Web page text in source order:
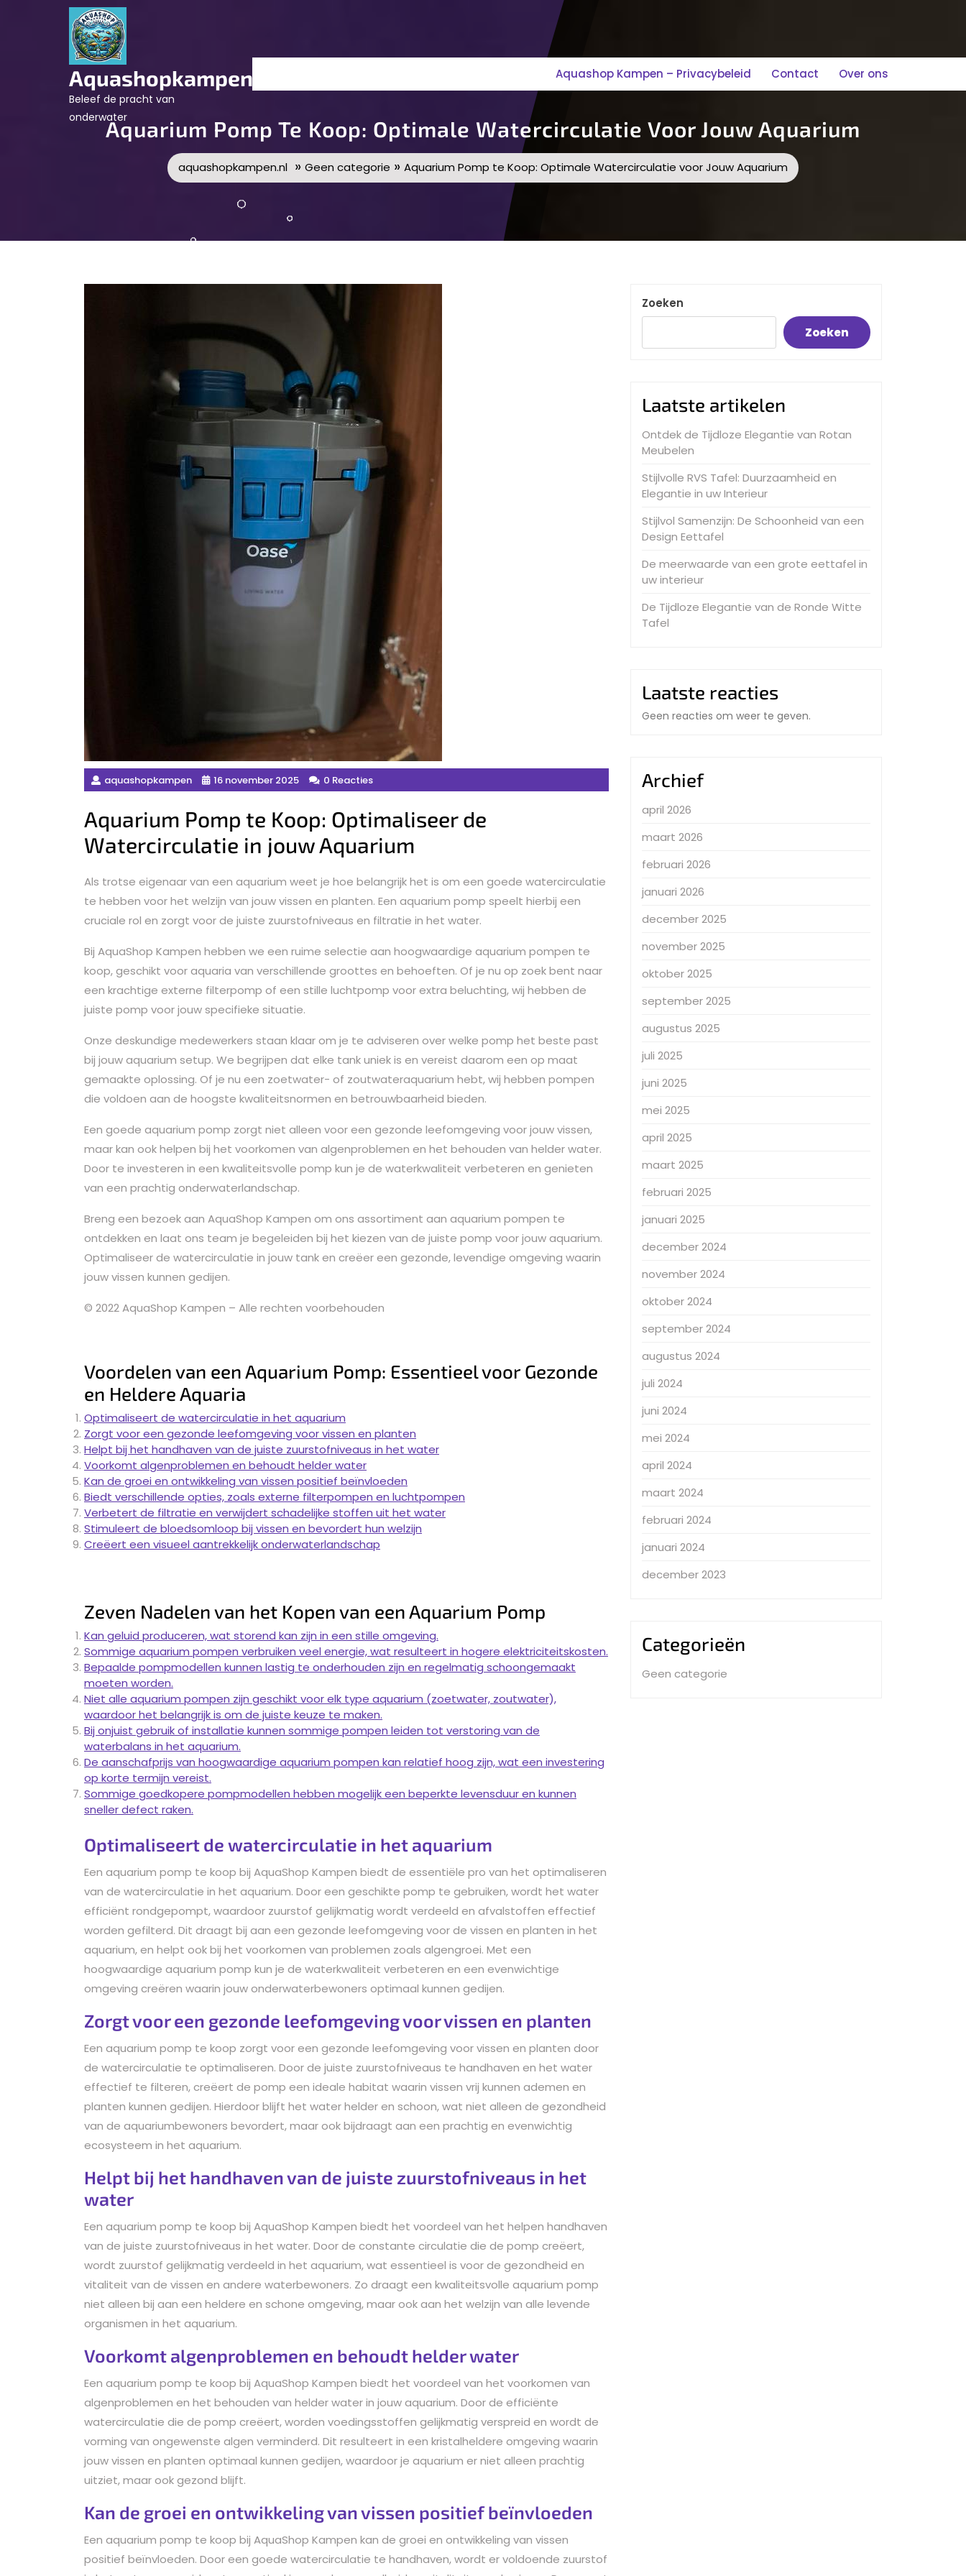
Aquashopkampen.nl
Beleef de pracht van
onderwater
Aquashop Kampen – Privacybeleid Contact Over ons
Aquarium Pomp Te Koop: Optimale Watercirculatie Voor Jouw Aquarium
aquashopkampen.nl » Geen categorie » Aquarium Pomp te Koop: Optimale Watercirculatie voor Jouw Aquarium
aquashopkampen 16 november 2025 0 Reacties
Aquarium Pomp te Koop: Optimaliseer de
Watercirculatie in jouw Aquarium
Als trotse eigenaar van een aquarium weet je hoe belangrijk het is om een goede watercirculatie
te hebben voor het welzijn van jouw vissen en planten. Een aquarium pomp speelt hierbij een
cruciale rol en zorgt voor de juiste zuurstofniveaus en filtratie in het water.
Bij AquaShop Kampen hebben we een ruime selectie aan hoogwaardige aquarium pompen te
koop, geschikt voor aquaria van verschillende groottes en behoeften. Of je nu op zoek bent naar
een krachtige externe filterpomp of een stille luchtpomp voor extra beluchting, wij hebben de
juiste pomp voor jouw specifieke situatie.
Onze deskundige medewerkers staan klaar om je te adviseren over welke pomp het beste past
bij jouw aquarium setup. We begrijpen dat elke tank uniek is en vereist daarom een op maat
gemaakte oplossing. Of je nu een zoetwater- of zoutwateraquarium hebt, wij hebben pompen
die voldoen aan de hoogste kwaliteitsnormen en betrouwbaarheid bieden.
Een goede aquarium pomp zorgt niet alleen voor een gezonde leefomgeving voor jouw vissen,
maar kan ook helpen bij het voorkomen van algenproblemen en het behouden van helder water.
Door te investeren in een kwaliteitsvolle pomp kun je de waterkwaliteit verbeteren en genieten
van een prachtig onderwaterlandschap.
Breng een bezoek aan AquaShop Kampen om ons assortiment aan aquarium pompen te
ontdekken en laat ons team je begeleiden bij het kiezen van de juiste pomp voor jouw aquarium.
Optimaliseer de watercirculatie in jouw tank en creëer een gezonde, levendige omgeving waarin
jouw vissen kunnen gedijen.
© 2022 AquaShop Kampen – Alle rechten voorbehouden
Voordelen van een Aquarium Pomp: Essentieel voor Gezonde
en Heldere Aquaria
Optimaliseert de watercirculatie in het aquarium
Zorgt voor een gezonde leefomgeving voor vissen en planten
Helpt bij het handhaven van de juiste zuurstofniveaus in het water
Voorkomt algenproblemen en behoudt helder water
Kan de groei en ontwikkeling van vissen positief beïnvloeden
Biedt verschillende opties, zoals externe filterpompen en luchtpompen
Verbetert de filtratie en verwijdert schadelijke stoffen uit het water
Stimuleert de bloedsomloop bij vissen en bevordert hun welzijn
Creëert een visueel aantrekkelijk onderwaterlandschap
Zeven Nadelen van het Kopen van een Aquarium Pomp
Kan geluid produceren, wat storend kan zijn in een stille omgeving.
Sommige aquarium pompen verbruiken veel energie, wat resulteert in hogere elektriciteitskosten.
Bepaalde pompmodellen kunnen lastig te onderhouden zijn en regelmatig schoongemaakt
moeten worden.
Niet alle aquarium pompen zijn geschikt voor elk type aquarium (zoetwater, zoutwater),
waardoor het belangrijk is om de juiste keuze te maken.
Bij onjuist gebruik of installatie kunnen sommige pompen leiden tot verstoring van de
waterbalans in het aquarium.
De aanschafprijs van hoogwaardige aquarium pompen kan relatief hoog zijn, wat een investering
op korte termijn vereist.
Sommige goedkopere pompmodellen hebben mogelijk een beperkte levensduur en kunnen
sneller defect raken.
Optimaliseert de watercirculatie in het aquarium
Een aquarium pomp te koop bij AquaShop Kampen biedt de essentiële pro van het optimaliseren
van de watercirculatie in het aquarium. Door een geschikte pomp te gebruiken, wordt het water
efficiënt rondgepompt, waardoor zuurstof gelijkmatig wordt verdeeld en afvalstoffen effectief
worden gefilterd. Dit draagt bij aan een gezonde leefomgeving voor de vissen en planten in het
aquarium, en helpt ook bij het voorkomen van problemen zoals algengroei. Met een
hoogwaardige aquarium pomp kun je de waterkwaliteit verbeteren en een evenwichtige
omgeving creëren waarin jouw onderwaterbewoners optimaal kunnen gedijen.
Zorgt voor een gezonde leefomgeving voor vissen en planten
Een aquarium pomp te koop zorgt voor een gezonde leefomgeving voor vissen en planten door
de watercirculatie te optimaliseren. Door de juiste zuurstofniveaus te handhaven en het water
effectief te filteren, creëert de pomp een ideale habitat waarin vissen vrij kunnen ademen en
planten kunnen gedijen. Hierdoor blijft het water helder en schoon, wat niet alleen de gezondheid
van de aquariumbewoners bevordert, maar ook bijdraagt aan een prachtig en evenwichtig
ecosysteem in het aquarium.
Helpt bij het handhaven van de juiste zuurstofniveaus in het
water
Een aquarium pomp te koop bij AquaShop Kampen biedt het voordeel van het helpen handhaven
van de juiste zuurstofniveaus in het water. Door de constante circulatie die de pomp creëert,
wordt zuurstof gelijkmatig verdeeld in het aquarium, wat essentieel is voor de gezondheid en
vitaliteit van de vissen en andere waterbewoners. Zo draagt een kwaliteitsvolle aquarium pomp
niet alleen bij aan een heldere en schone omgeving, maar ook aan het welzijn van alle levende
organismen in het aquarium.
Voorkomt algenproblemen en behoudt helder water
Een aquarium pomp te koop bij AquaShop Kampen biedt het voordeel van het voorkomen van
algenproblemen en het behouden van helder water in jouw aquarium. Door de efficiënte
watercirculatie die de pomp creëert, worden voedingsstoffen gelijkmatig verspreid en wordt de
vorming van ongewenste algen verminderd. Dit resulteert in een kristalheldere omgeving waarin
jouw vissen en planten optimaal kunnen gedijen, waardoor je aquarium er niet alleen prachtig
uitziet, maar ook gezond blijft.
Kan de groei en ontwikkeling van vissen positief beïnvloeden
Een aquarium pomp te koop bij AquaShop Kampen kan de groei en ontwikkeling van vissen
positief beïnvloeden. Door een goede watercirculatie te handhaven, wordt er voldoende zuurstof
Zoeken
Zoeken
Laatste artikelen
Ontdek de Tijdloze Elegantie van Rotan
Meubelen
Stijlvolle RVS Tafel: Duurzaamheid en
Elegantie in uw Interieur
Stijlvol Samenzijn: De Schoonheid van een
Design Eettafel
De meerwaarde van een grote eettafel in
uw interieur
De Tijdloze Elegantie van de Ronde Witte
Tafel
Laatste reacties
Geen reacties om weer te geven.
Archief
april 2026
maart 2026
februari 2026
januari 2026
december 2025
november 2025
oktober 2025
september 2025
augustus 2025
juli 2025
juni 2025
mei 2025
april 2025
maart 2025
februari 2025
januari 2025
december 2024
november 2024
oktober 2024
september 2024
augustus 2024
juli 2024
juni 2024
mei 2024
april 2024
maart 2024
februari 2024
januari 2024
december 2023
Categorieën
Geen categorie